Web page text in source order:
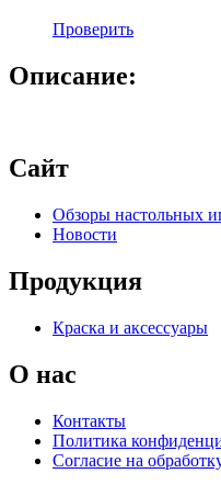
Проверить
Описание:
Сайт
Обзоры настольных
Новости
Продукция
Краска и аксессуары
О нас
Контакты
Политика
Согласие на